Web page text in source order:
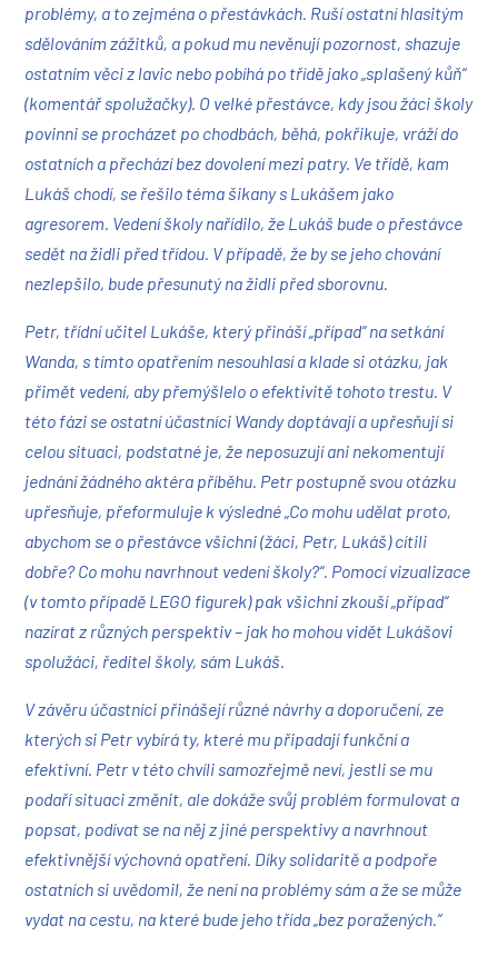
problémy, a to zejména o přestávkách. Ruší ostatní hlasitým
sdělováním zážitků, a pokud mu nevěnují pozornost, shazuje
ostatním věci z lavic nebo pobíhá po třídě jako „splašený kůň“
(komentář spolužačky). O velké přestávce, kdy jsou žáci školy
povinni se procházet po chodbách, běhá, pokřikuje, vráží do
ostatních a přechází bez dovolení mezi patry. Ve třídě, kam
Lukáš chodí, se řešilo téma šikany s Lukášem jako
agresorem. Vedení školy nařídilo, že Lukáš bude o přestávce
sedět na židli před třídou. V případě, že by se jeho chování
nezlepšilo, bude přesunutý na židli před sborovnu.
Petr, třídní učitel Lukáše, který přináší „případ“ na setkání
Wanda, s tímto opatřením nesouhlasí a klade si otázku, jak
přimět vedení, aby přemýšlelo o efektivitě tohoto trestu. V
této fázi se ostatní účastníci Wandy doptávají a upřesňují si
celou situaci, podstatné je, že neposuzují ani nekomentují
jednání žádného aktéra příběhu. Petr postupně svou otázku
upřesňuje, přeformuluje k výsledné „Co mohu udělat proto,
abychom se o přestávce všichni (žáci, Petr, Lukáš) cítili
dobře? Co mohu navrhnout vedení školy?“. Pomocí vizualizace
(v tomto případě LEGO figurek) pak všichni zkouší „případ“
nazírat z různých perspektiv – jak ho mohou vidět Lukášovi
spolužáci, ředitel školy, sám Lukáš.
V závěru účastníci přinášejí různé návrhy a doporučení, ze
kterých si Petr vybírá ty, které mu připadají funkční a
efektivní. Petr v této chvíli samozřejmě neví, jestli se mu
podaří situaci změnit, ale dokáže svůj problém formulovat a
popsat, podívat se na něj z jiné perspektivy a navrhnout
efektivnější výchovná opatření. Díky solidaritě a podpoře
ostatních si uvědomil, že není na problémy sám a že se může
vydat na cestu, na které bude jeho třída „bez poražených.“